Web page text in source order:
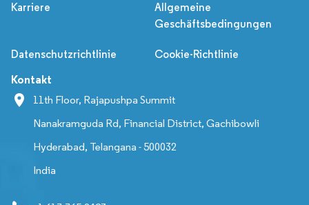
Karriere
Allgemeine
Geschäftsbedingungen
Datenschutzrichtlinie Cookie-Richtlinie
Kontakt
11th Floor, Rajapushpa Summit
Nanakramguda Rd, Financial District, Gachibowli
Hyderabad, Telangana - 500032
India